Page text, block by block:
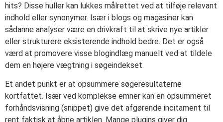
hits? Disse huller kan lukkes målrettet ved at tilføje relevant
indhold eller synonymer. Især i blogs og magasiner kan
sådanne analyser være en drivkraft til at skrive nye artikler
eller strukturere eksisterende indhold bedre. Det er også
værd at promovere visse blogindlæg manuelt ved at tildele
dem en højere vægtning i søgeindekset.
Et andet punkt er at opsummere søgeresultaterne
kortfattet. Især ved komplekse emner kan en opsummeret
forhåndsvisning (snippet) give det afgørende incitament til
rent faktisk at åbne artiklen. Mange plugins giver dig